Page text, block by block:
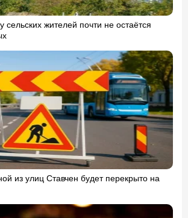
сельских жителей почти не остаётся
из улиц Ставчен будет перекрыто на